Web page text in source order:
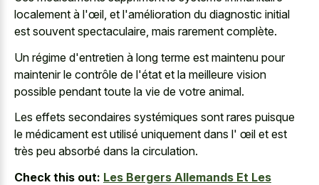
localement à l'œil, et l'amélioration du diagnostic initial
est souvent spectaculaire, mais rarement complète.
Un régime d'entretien à long terme est maintenu pour
maintenir le contrôle de l'état et la meilleure vision
possible pendant toute la vie de votre animal.
Les effets secondaires systémiques sont rares puisque
le médicament est utilisé uniquement dans l' œil et est
très peu absorbé dans la circulation.
Check this out: Les Bergers Allemands Et Les